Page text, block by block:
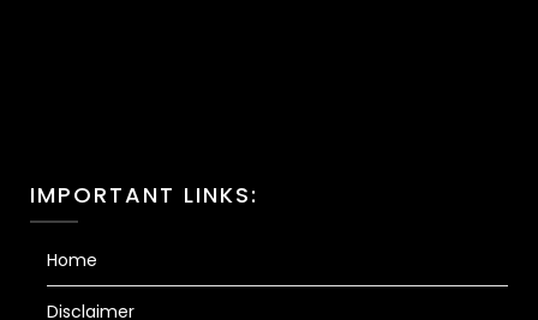
IMPORTANT LINKS:
Home
Disclaimer